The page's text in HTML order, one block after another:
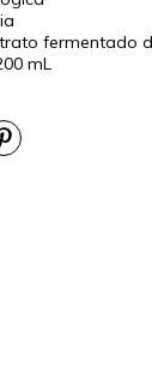
fermentado
mL